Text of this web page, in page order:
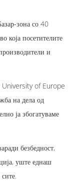
зона со 40
која посетителите
и
University of Europe
на дела од
ја збогатуваме
безбедност,
уште еднаш
.